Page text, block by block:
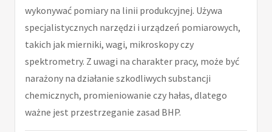
wykonywać pomiary na linii produkcyjnej. Używa
specjalistycznych narzędzi i urządzeń pomiarowych,
takich jak mierniki, wagi, mikroskopy czy
spektrometry. Z uwagi na charakter pracy, może być
narażony na działanie szkodliwych substancji
chemicznych, promieniowanie czy hałas, dlatego
ważne jest przestrzeganie zasad BHP.